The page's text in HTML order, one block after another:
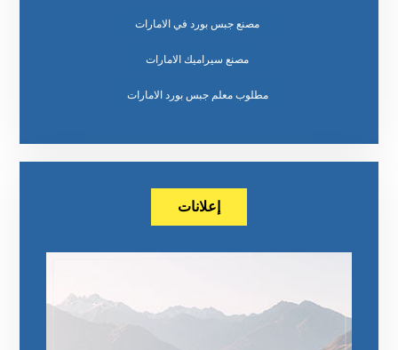
مصنع جبس بورد في الامارات
مصنع سيراميك الامارات
مطلوب معلم جبس بورد الامارات
إعلانات